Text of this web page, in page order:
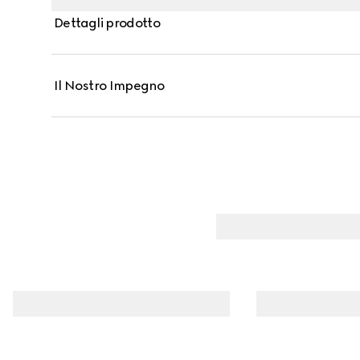
Dettagli prodotto
Il Nostro Impegno